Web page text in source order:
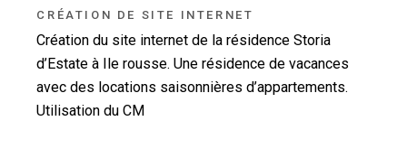
CRÉATION DE SITE INTERNET
Création du site internet de la résidence Storia
d’Estate à Ile rousse. Une résidence de vacances
avec des locations saisonnières d’appartements.
Utilisation du CM